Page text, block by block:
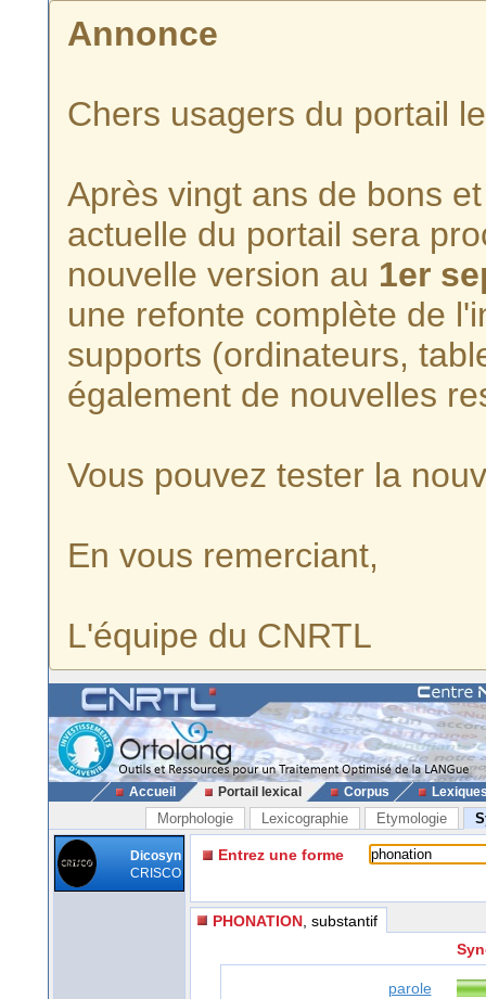
Annonce
Chers usagers du portail
Après vingt ans de bons
actuelle du portail sera
nouvelle version au 1er
une refonte complète de
supports (ordinateurs,
également de nouvelles
Vous pouvez tester la
En vous remerciant,
L'équipe du CNRTL
Accueil Portail lexical Corpus
Morphologie Lexicographie Etymologie
Dicosyn
CRISCO
Entrez une forme
PHONATION , substantif
parole